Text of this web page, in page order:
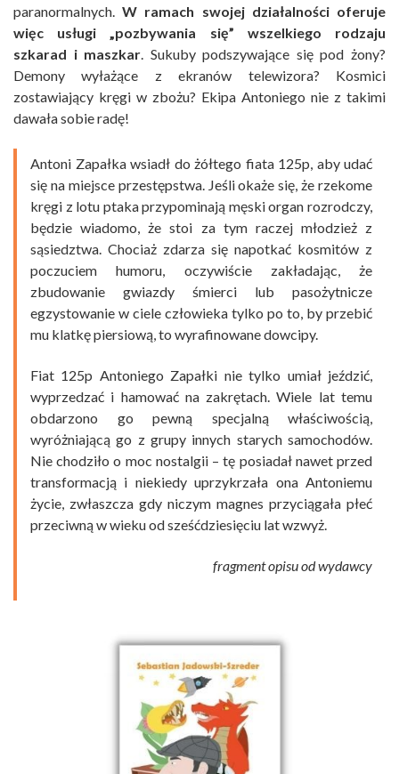
paranormalnych.W ramach swojej działalności oferuje
więc usługi „pozbywania się” wszelkiego rodzaju
szkarad i maszkar. Sukuby podszywające się pod żony?
Demony wyłażące z ekranów telewizora? Kosmici
zostawiający kręgi w zbożu? Ekipa Antoniego nie z takimi
dawała sobie radę!
Antoni Zapałka wsiadł do żółtego fiata 125p, aby udać
się na miejsce przestępstwa. Jeśli okaże się, że rzekome
kręgi z lotu ptaka przypominają męski organ rozrodczy,
będzie wiadomo, że stoi za tym raczej młodzież z
sąsiedztwa. Chociaż zdarza się napotkać kosmitów z
poczuciem humoru, oczywiście zakładając, że
zbudowanie gwiazdy śmierci lub pasożytnicze
egzystowanie w ciele człowieka tylko po to, by przebić
mu klatkę piersiową, to wyrafinowane dowcipy.
Fiat 125p Antoniego Zapałki nie tylko umiał jeździć,
wyprzedzać i hamować na zakrętach. Wiele lat temu
obdarzono go pewną specjalną właściwością,
wyróżniającą go z grupy innych starych samochodów.
Nie chodziło o moc nostalgii – tę posiadał nawet przed
transformacją i niekiedy uprzykrzała ona Antoniemu
życie, zwłaszcza gdy niczym magnes przyciągała płeć
przeciwną w wieku od sześćdziesięciu lat wzwyż.
fragment opisu od wydawcy